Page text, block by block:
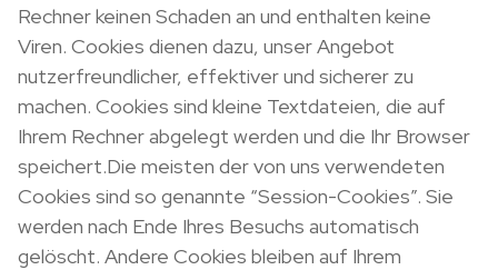
Rechner keinen Schaden an und enthalten keine
Viren. Cookies dienen dazu, unser Angebot
nutzerfreundlicher, effektiver und sicherer zu
machen. Cookies sind kleine Textdateien, die auf
Ihrem Rechner abgelegt werden und die Ihr Browser
speichert.Die meisten der von uns verwendeten
Cookies sind so genannte “Session-Cookies”. Sie
werden nach Ende Ihres Besuchs automatisch
gelöscht. Andere Cookies bleiben auf Ihrem